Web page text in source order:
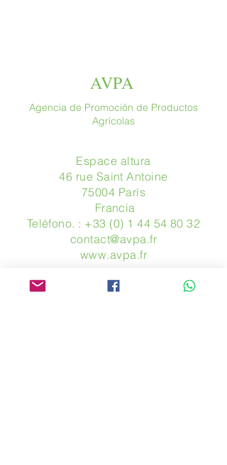
AVPA
Agencia de Promoción de Productos
Agrícolas
Espace altura
46 rue Saint Antoine
75004 París
​ Francia
Teléfono. : +33 (0) 1 44 54 80 32
contact@avpa.fr
www.avpa.fr